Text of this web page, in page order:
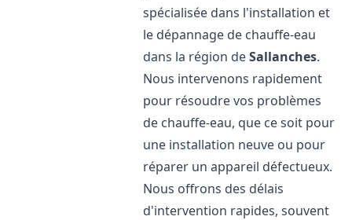
spécialisée dans l'installation et
le dépannage de chauffe-eau
dans la région deSallanches.
Nous intervenons rapidement
pour résoudre vos problèmes
de chauffe-eau, que ce soit pour
une installation neuve ou pour
réparer un appareil défectueux.
Nous offrons des délais
d'intervention rapides, souvent